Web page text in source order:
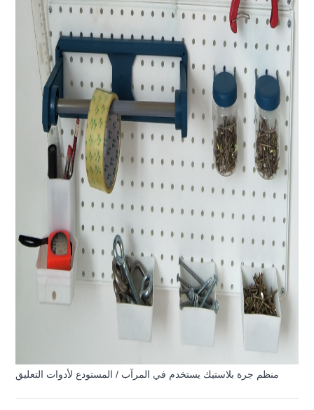
منظم جرة بلاستيك يستخدم في المرآب / المستودع لأدوات التعليق